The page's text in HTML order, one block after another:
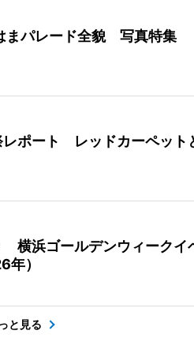
まパレード全貌 写真特集
レポート レッドカーペット
横浜ゴールデンウィークイ
年）
と見る